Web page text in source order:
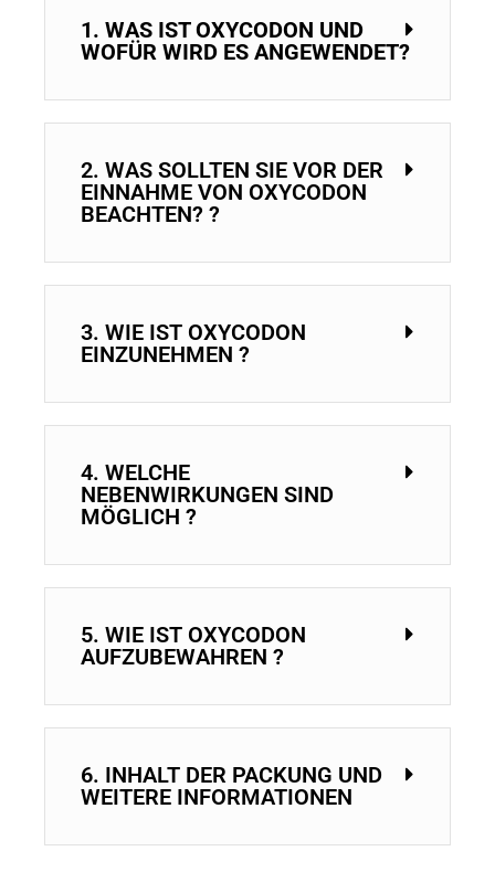
1. WAS IST OXYCODON UND
WOFÜR WIRD ES ANGEWENDET?
2. WAS SOLLTEN SIE VOR DER
EINNAHME VON OXYCODON
BEACHTEN? ?
3. WIE IST OXYCODON
EINZUNEHMEN ?
4. WELCHE
NEBENWIRKUNGEN SIND
MÖGLICH ?
5. WIE IST OXYCODON
AUFZUBEWAHREN ?
6. INHALT DER PACKUNG UND
WEITERE INFORMATIONEN